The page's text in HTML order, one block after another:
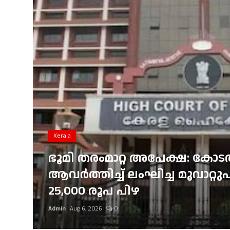
Gulf News
Loksabha Election 2024
Technology
Jobs Mall
Automotive
Shop Online
Education
Business
Kerala
ഭൂമി തരംമാറ്റ അപേക്ഷ:
ആവർത്തിച്ച് ലംഘിച്ച
25,000 രൂപ പിഴ
Admin Aug 6, 2026 0